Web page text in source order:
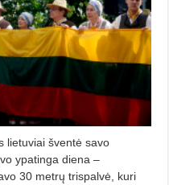
lietuviai šventė savo
ypatinga diena –
30 metrų trispalvė, kuri